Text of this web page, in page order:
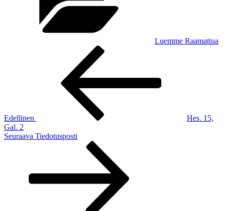
Luemme Raamattua
Edellinen
Hes. 15,
Gal. 2
Seuraava
Seuraava Tiedotusposti